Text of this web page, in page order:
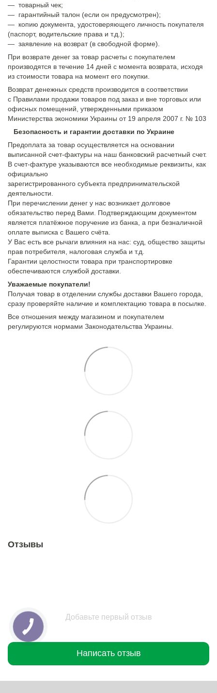
— товарный чек;
— гарантийный талон (если он предусмотрен);
— копию документа, удостоверяющего личность покупателя
(паспорт, водительские права и т.д.);
— заявление на возврат (в свободной форме).
При возврате денег за товар расчеты с покупателем
производятся в течение 14 дней с момента возврата, исходя
из стоимости товара на момент его покупки.
Возврат денежных средств производится в соответствии
с Правилами продажи товаров под заказ и вне торговых или
офисных помещений, утвержденными приказом
Министерства экономики Украины от 19 апреля 2007 г. № 103
Безопасность и гарантии доставки по Украине
Предоплата за товар осуществляется на основании
выписанной счет-фактуры на наш банковский расчетный счет.
В счет-фактуре указываются все необходимые реквизиты, как
официально
зарегистрированного субъекта предпринимательской
деятельности.
При перечислении денег у нас возникает долговое
обязательство перед Вами. Подтверждающим документом
является платёжное поручение из банка, а при безналичной
оплате выписка с Вашего счёта.
У Вас есть все рычаги влияния на нас: суд, общество защиты
прав потребителя, налоговая служба и т.д.
Гарантии целостности товара при транспортировке
обеспечиваются службой доставки.
Уважаемые покупатели!
Получая товар в отделении службы доставки Вашего города,
сразу проверяйте наличие и комплектацию товара в посылке.
Все отношения между магазином и покупателем
регулируются нормами Законодательства Украины.
Отзывы
Добавьте первый отзыв
Написать отзыв